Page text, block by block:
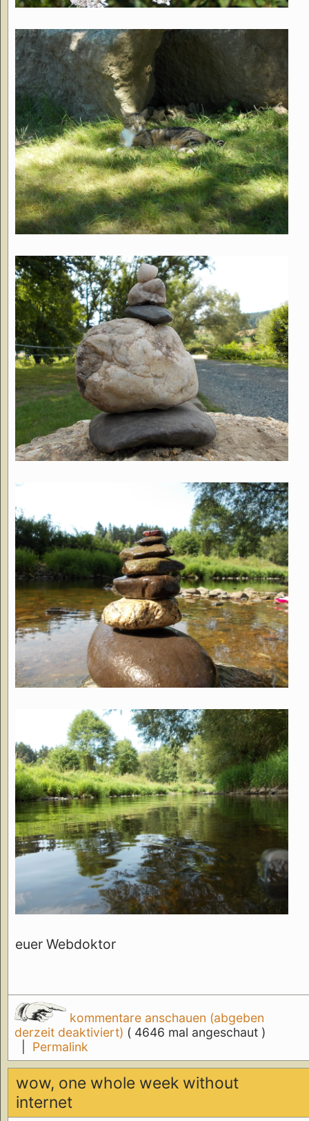
euer Webdoktor
kommentare anschauen (abgeben
derzeit deaktiviert) ( 4646 mal angeschaut )
Permalink
wow, one whole week without
internet